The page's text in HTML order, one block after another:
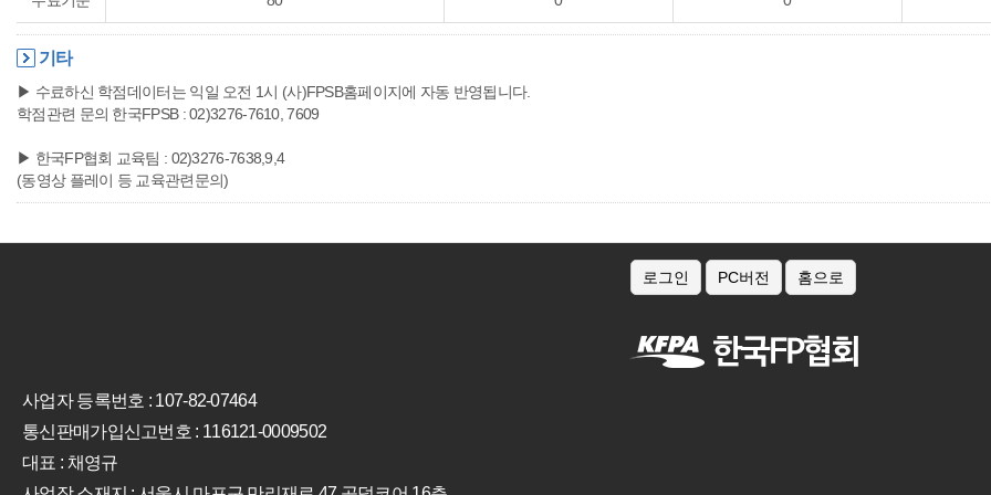
기타
▶ 수료하신 학점데이터는 익일 오전 1시 (사)FPSB홈페이지에 자동 반영됩니다.
학점관련 문의 한국FPSB : 02)3276-7610, 7609
▶ 한국FP협회 교육팀 : 02)3276-7638,9,4
(동영상 플레이 등 교육관련문의)
로그인 PC버전 홈으로
사업자 등록번호 : 107-82-07464
통신판매가입신고번호 : 116121-0009502
대표 : 채영규